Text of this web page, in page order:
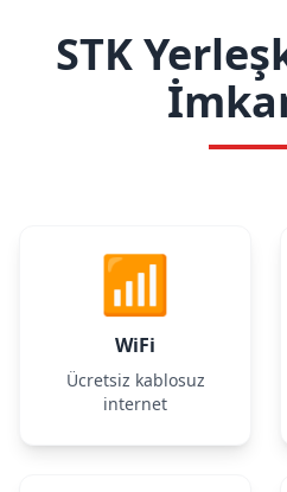
STK
📶
WiFi
Ücretsiz kablosuz
internet